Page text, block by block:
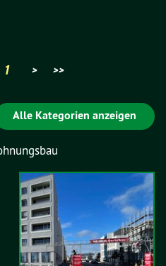
1 > >>
Alle Kategorien anzeigen